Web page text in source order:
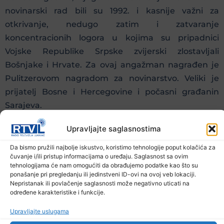
Upravljajte saglasnostima
Da bismo pružili najbolje iskustvo, koristimo tehnologije poput kolačića za
čuvanje i/ili pristup informacijama o uređaju. Saglasnost sa ovim
tehnologijama će nam omogućiti da obrađujemo podatke kao što su
ponašanje pri pregledanju ili jedinstveni ID-ovi na ovoj veb lokaciji.
Nepristanak ili povlačenje saglasnosti može negativno uticati na
određene karakteristike i funkcije.
Upravljajte uslugama
novinarski rad bili su 1992. i kasnije važni za
otkrivanje, nedugo zatim i zatvaranje
koncentracionih logora u kojima su pripadnici
Vojske Republike Srpske zvijerski zlostavljali
Bošnjake i Hrvate. Za ovaj angažman nagrađen je
Pulitzerovom nagradom za novinarstvo. Veliki je
prijatelj Bosne i Hercegovine i počasni građanin
Sarajeva.
Gutman je rođen 1944. godine u New Yorku, a 1966.
je diplomirao historiju na Haverford Collegeu, završio
je London School of Economics i 1968. magistrirao
međunarodne odnose. Radio je za Reuters,
izvještavao iz Bonna, Beča, Beograda, Londona i
Washingtona. Bio je šef ureda za Evropu, dopisnik
State Departmenta i glavni reporter na Capitol Hillu.
Od 1982. je bio u Newsdayu, za koji je pisao o padu